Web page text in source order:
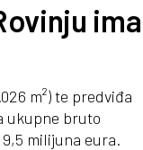
ima
m²) te predviđa
ukupne bruto
milijuna eura.